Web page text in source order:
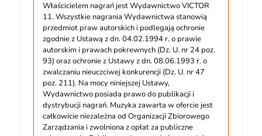
Właścicielem nagrań jest Wydawnictwo VICTOR
11. Wszystkie nagrania Wydawnictwa stanowią
przedmiot praw autorskich i podlegają ochronie
zgodnie z Ustawą z dn. 04.02.1994 r. o prawie
autorskim i prawach pokrewnych (Dz. U. nr 24 poz.
93) oraz ochronie z Ustawy z dn. 08.06.1993 r. o
zwalczaniu nieuczciwej konkurencji (Dz. U. nr 47
poz. 211). Na mocy niniejszej Ustawy,
Wydawnictwo posiada prawo do publikacji i
dystrybucji nagrań. Muzyka zawarta w ofercie jest
całkowicie niezależna od Organizacji Zbiorowego
Zarządzania i zwolniona z opłat za publiczne